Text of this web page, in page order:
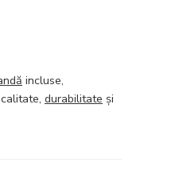
incluse,
durabilitate și